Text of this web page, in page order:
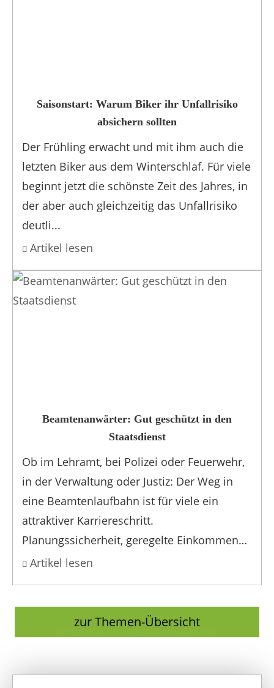
Saisonstart: Warum Biker ihr Unfallrisiko
absichern sollten
Der Frühling erwacht und mit ihm auch die
letzten Biker aus dem Winterschlaf. Für viele
beginnt jetzt die schönste Zeit des Jahres, in
der aber auch gleichzeitig das Unfallrisiko
deutli...
Artikel lesen
Beamtenanwärter: Gut geschützt in den
Staatsdienst
Ob im Lehramt, bei Polizei oder Feuerwehr,
in der Verwaltung oder Justiz: Der Weg in
eine Beamtenlaufbahn ist für viele ein
attraktiver Karriereschritt.
Planungssicherheit, geregelte Einkommen
un...
Artikel lesen
zur Themen-Übersicht